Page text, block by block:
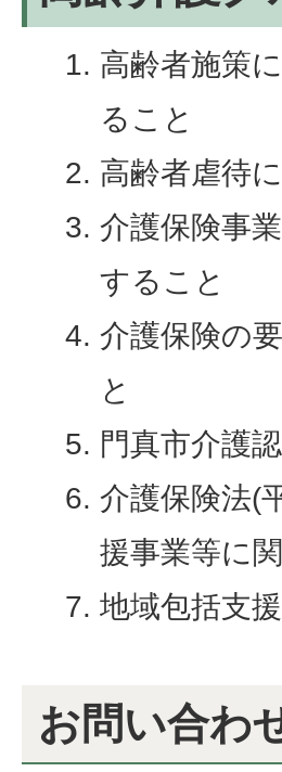
高齢者施策
ること
高齢者虐待
介護保険事
すること
介護保険の
と
門真市介護
介護保険法(
援事業等に
地域包括支
お問い合わ